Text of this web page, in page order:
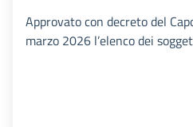
Approvato con decreto del
marzo 2026 l’elenco dei